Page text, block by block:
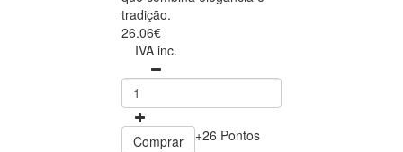
tradição.
26.06€
IVA inc.
Comprar +26 Pontos